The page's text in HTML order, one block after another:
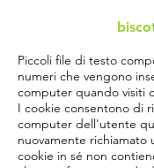
Piccoli file di testo
numeri che vengono
computer quando visiti
I cookie consentono di
computer dell'utente
nuovamente richiamato
cookie in sé non